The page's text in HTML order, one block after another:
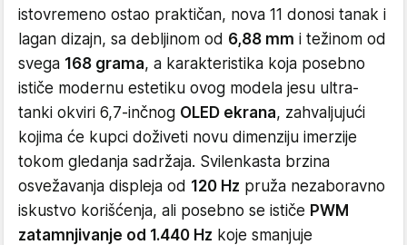
istovremeno ostao praktičan, nova 11 donosi tanak i
lagan dizajn, sa debljinom od 6,88 mm i težinom od
svega 168 grama, a karakteristika koja posebno
ističe modernu estetiku ovog modela jesu ultra-
tanki okviri 6,7-inčnog OLED ekrana, zahvaljujući
kojima će kupci doživeti novu dimenziju imerzije
tokom gledanja sadržaja. Svilenkasta brzina
osvežavanja displeja od 120 Hz pruža nezaboravno
iskustvo korišćenja, ali posebno se ističe PWM
zatamnjivanje od 1.440 Hz koje smanjuje